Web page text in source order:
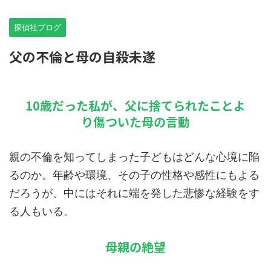
探偵社ブログ
父の不倫と母の自殺未遂
10歳だった私が、父に捨てられたことよ
り傷ついた母の言動
親の不倫を知ってしまった子どもはどんな心境に陥
るのか。年齢や環境、その子の性格や感性にもよる
だろうが、中にはそれに端を発した悲惨な経験をす
る人もいる。
母親の絶望